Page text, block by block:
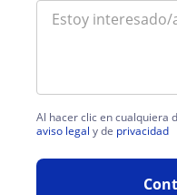
Al hacer clic en cualquiera
aviso legal y de privacidad